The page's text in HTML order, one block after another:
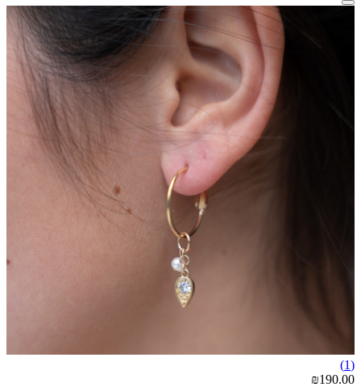
(1)
₪190.00